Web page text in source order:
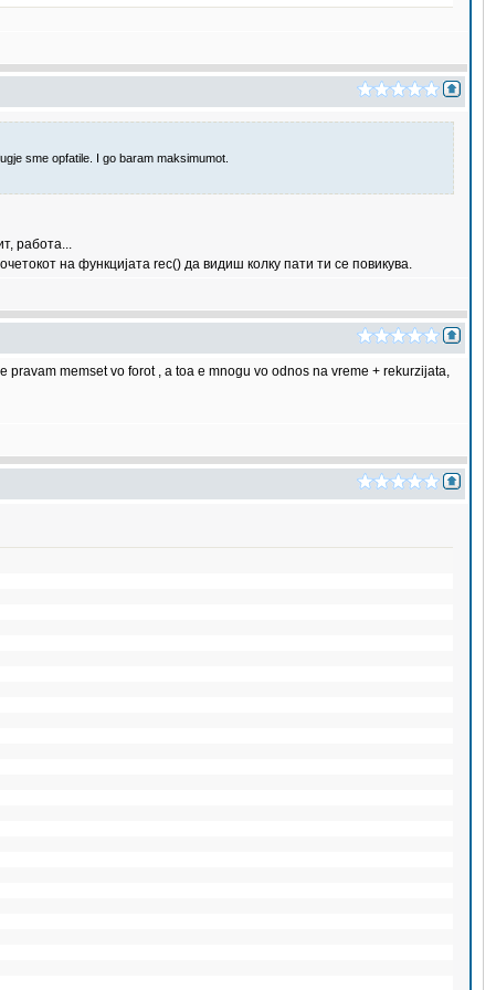
sme opfatile. I go baram maksimumot.
работа...
на функцијата rec() да видиш колку пати ти се повикува.
memset vo forot , a toa e mnogu vo odnos na vreme + rekurzijata,